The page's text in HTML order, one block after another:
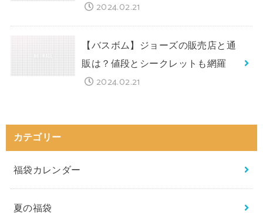
2024.02.21
【バスボム】ジョーズの販売店と通
販は？値段とシークレットも網羅
2024.02.21
カテゴリー
福袋カレンダー
夏の福袋